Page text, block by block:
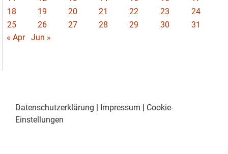
18
19 20 21 22 23
24
25
26 27 28 29 30
31
« Apr
Jun »
Datenschutzerklärung Impressum
Cookie-
Einstellungen